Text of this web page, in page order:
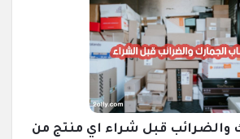
قبل شراء اي منتج من